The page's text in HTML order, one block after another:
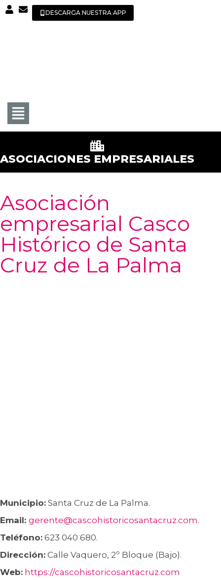
DESCARGA NUESTRA APP
ASOCIACIONES EMPRESARIALES
Asociación
empresarial Casco
Histórico de Santa
Cruz de La Palma
Municipio: Santa Cruz de La Palma.
Email: gerente@cascohistoricosantacruz.com.
Teléfono: 623 040 680.
Dirección: Calle Vaquero, 2º Bloque (Bajo).
Web: https://cascohistoricosantacruz.com